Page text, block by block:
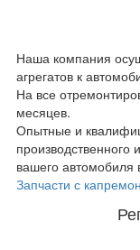
Наша компания
агрегатов к
На все
месяцев.
Опытные и
производственного
вашего автомобиля
Запчасти с